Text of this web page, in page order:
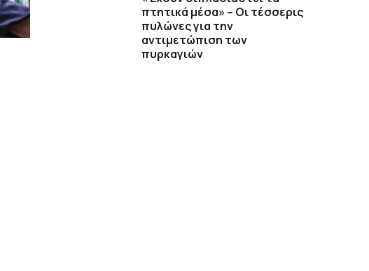
πτητικά μέσα» – Οι τέσσερις
πυλώνες για την
αντιμετώπιση των
πυρκαγιών